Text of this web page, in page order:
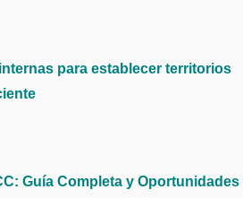
para establecer territorios
Guía Completa y Oportunidades